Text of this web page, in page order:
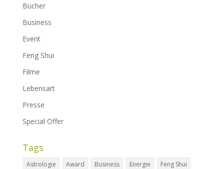
Bücher
Business
Event
Feng Shui
Filme
Lebensart
Presse
Special Offer
Tags
Astrologie Award Business Energie
Feng Shui